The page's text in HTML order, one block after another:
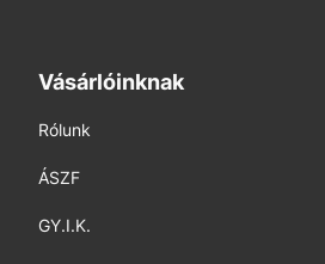
Vásárlóinknak
Rólunk
ÁSZF
GY.I.K.